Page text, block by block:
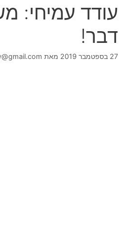
עודד עמיחי:
דבר!
27 בספטמבר 2019 מאת